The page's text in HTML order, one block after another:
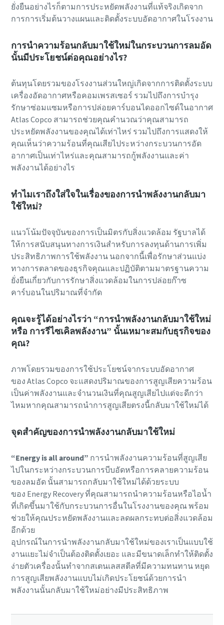
ยั่งยืนอย่างไรก็ตามการประหยัดพลังงานที่แท้จริงเกิดจาก
การการเริ่มต้นวางแผนและติดตั้งระบบอัดอากาศในโรงงาน
การนำความร้อนกลับมาใช้ใหม่ในกระบวนการลมอัด
นั้นมีประโยชน์ต่อคุณอย่างไร?
ต้นทุนโดยรวมของโรงงานส่วนใหญ่เกิดจากการติดตั้งระบบ
เครื่องอัดอากาศหรือคอมเพรสเซอร์ รวมไปถึงการบำรุง
รักษาซ่อมแซมหรือการปล่อยคาร์บอนไดออกไซด์ในอากาศ
Atlas Copco สามารถช่วยคุณคำนวณว่าคุณสามารถ
ประหยัดพลังงานของคุณได้เท่าไหร่ รวมไปถึงการแสดงให้
คุณเห็นว่าความร้อนที่คุณเสียไประหว่างกระบวนการอัด
อากาศเป็นเท่าไหร่และคุณสามารถกู้พลังงานและค่า
พลังงานได้อย่างไร
ทำไมเราถึงใส่ใจในเรื่องของการนำพลังงานกลับมา
ใช้ใหม่?
แนวโน้มปัจจุบันของการเป็นมิตรกับสิ่งแวดล้อม รัฐบาลได้
ให้การสนับสนุนทางการเงินสำหรับการลงทุนด้านการเพิ่ม
ประสิทธิภาพการใช้พลังงาน นอกจากนี้เพื่อรักษาส่วนแบ่ง
ทางการตลาดของธุรกิจคุณและปฏิบัติตามมาตรฐานความ
ยั่งยืนเกี่ยวกับการรักษาสิ่งแวดล้อมในการปล่อยก๊าซ
คาร์บอนในปริมาณที่จำกัด
คุณจะรู้ได้อย่างไรว่า “การนำพลังงานกลับมาใช้ใหม่
หรือ การรีไซเคิลพลังงาน” นั้นเหมาะสมกับธุรกิจของ
คุณ?
ภาพโดยรวมของการใช้ประโยชน์จากระบบอัดอากาศ
ของ Atlas Copco จะแสดงปริมาณของการสูญเสียความร้อน
เป็นค่าพลังงานและจำนวนเงินที่คุณสูญเสียไปแต่จะดีกว่า
ไหมหากคุณสามารถนำการสูญเสียตรงนี้กลับมาใช้ใหม่ได้
จุดสำคัญของการนำพลังงานกลับมาใช้ใหม่
“Energy is all around” การนำพลังงานความร้อนที่สูญเสีย
ไปในกระหว่างกระบวนการบีบอัดหรือการคลายความร้อน
ของลมอัด นั้นสามารถกลับมาใช้ใหม่ได้ด้วยระบบ
ของ Energy Recovery ที่คุณสามารถนำความร้อนหรือไอน้ำ
ที่เกิดขึ้นมาใช้กับกระบวนการอื่นในโรงงานของคุณ พร้อม
ช่วยให้คุณประหยัดพลังงานและลดผลกระทบต่อสิ่งแวดล้อม
อีกด้วย
อุปกรณ์ในการนำพลังงานกลับมาใช้ใหม่ของเราเป็นแบบใช้
งานแยะไม่จำเป็นต้องติดตั้งเยอะ และมีขนาดเล็กทำให้ติดตั้ง
ง่ายตัวเครื่องนั้นทำจากสเตนเลสสตีลที่มีความทนทาน หยุด
การสูญเสียพลังงานแบบไม่เกิดประโยชน์ด้วยการนำ
พลังงานนั้นกลับมาใช้ใหม่อย่างมีประสิทธิภาพ